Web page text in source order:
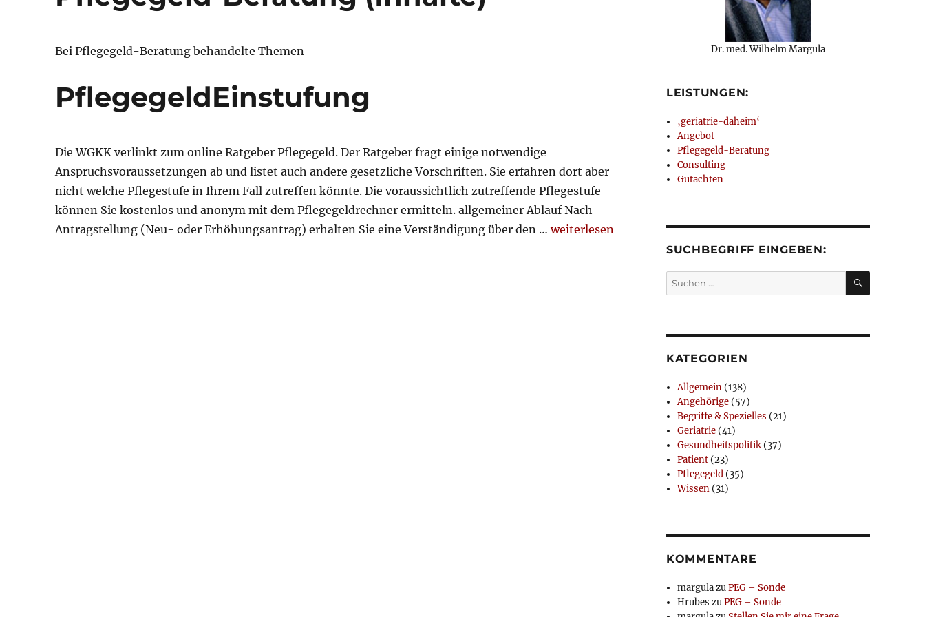
Bei Pflegegeld-Beratung behandelte Themen
PflegegeldEinstufung
Die WGKK verlinkt zum online Ratgeber Pflegegeld. Der Ratgeber fragt einige notwendige
Anspruchsvoraussetzungen ab und listet auch andere gesetzliche Vorschriften. Sie erfahren dort aber
nicht welche Pflegestufe in Ihrem Fall zutreffen könnte. Die voraussichtlich zutreffende Pflegestufe
können Sie kostenlos und anonym mit dem Pflegegeldrechner ermitteln. allgemeiner Ablauf Nach
Antragstellung (Neu- oder Erhöhungsantrag) erhalten Sie eine Verständigung über den …„PflegegeldEinstufung“
weiterlesen
Dr. med. Wilhelm Margula
LEISTUNGEN:
‚geriatrie-daheim‘
Angebot
Pflegegeld-Beratung
Consulting
Gutachten
SUCHBEGRIFF EINGEBEN:
Suchen
nach:
SUCHEN
KATEGORIEN
Allgemein (138)
Angehörige (57)
Begriffe & Spezielles (21)
Geriatrie (41)
Gesundheitspolitik (37)
Patient (23)
Pflegegeld (35)
Wissen (31)
KOMMENTARE
margulazuPEG – Sonde
Hrubes zuPEG – Sonde